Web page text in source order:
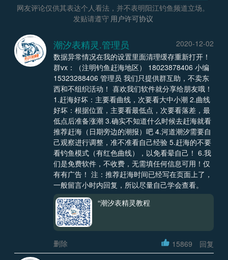
网友评论仅供其表达个人看法，并不表明阳江钓鱼频道立场。
发贴请遵守 用户许可协议
潮汐表精灵.管理员
2020-12-02
数据异常情况在我的设置里面清理缓存重新打开！
群vx：（注明钓鱼赶海地区） 18023878406 小编
15323288406 管理员 我们只提供群互助，不卖东
西和不组织活动！ 喜欢我们软件就分享给朋友哦！
1.赶海好坏：主要看曲线，次要看大中小潮 2.曲线
好坏：根据位置，主要看最低点，次要看落差，最
低点后准备涨潮 3.确实不知道什么时候去赶海就看
推荐赶海（日期旁边的潮报）吧 4.河道潮汐需要自
己观察进行调整，准不准看自己经验 5.赶海的不要
看钓鱼模式（有红色曲线），以免看晕自己！ 6.我
们是免费软件，不收费，无需填任何信息可用！仅
有有广告！ 注：推荐赶海时间已经写在页面上了，
一般留言小时内回复，所以尽量自己学会查看。
“潮汐表精灵教程
删除 15869 回复